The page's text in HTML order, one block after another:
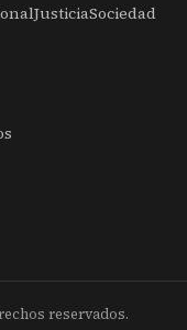
JusticiaSociedad
reservados.